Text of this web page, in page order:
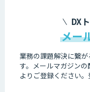
DX
メー
業務の課題解決に繋
す。 メールマガジン
よりご登録ください。